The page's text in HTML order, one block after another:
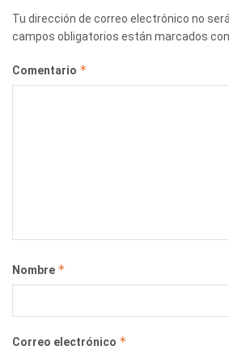
Tu dirección de correo electrónico no
campos obligatorios están marcados con
Comentario *
Nombre *
Correo electrónico *